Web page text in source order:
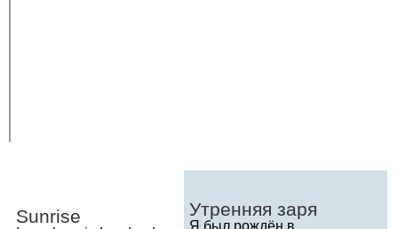
Sunrise Утренняя заря
Я был рождён в